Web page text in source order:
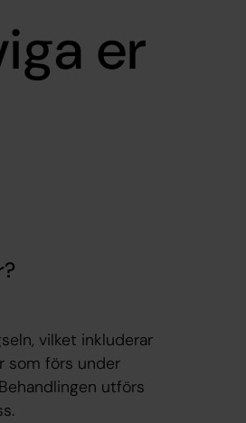
er
vilket inkluderar
som förs under
utförs